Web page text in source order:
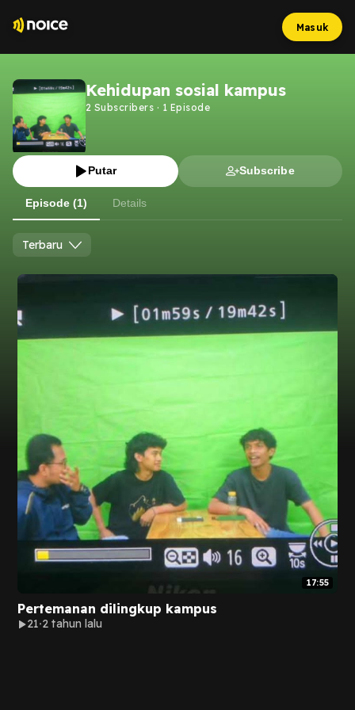
Masuk
Kehidupan sosial kampus
2 Subscribers · 1 Episode
Putar Subscribe
Episode (1) Details
Terbaru
17:55
Pertemanan dilingkup kampus
21 2 tahun lalu